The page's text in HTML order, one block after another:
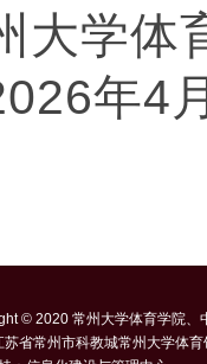
学体
6年4
© 2020 常州大学体育学院、
苏省常州市科教城常州大学体育